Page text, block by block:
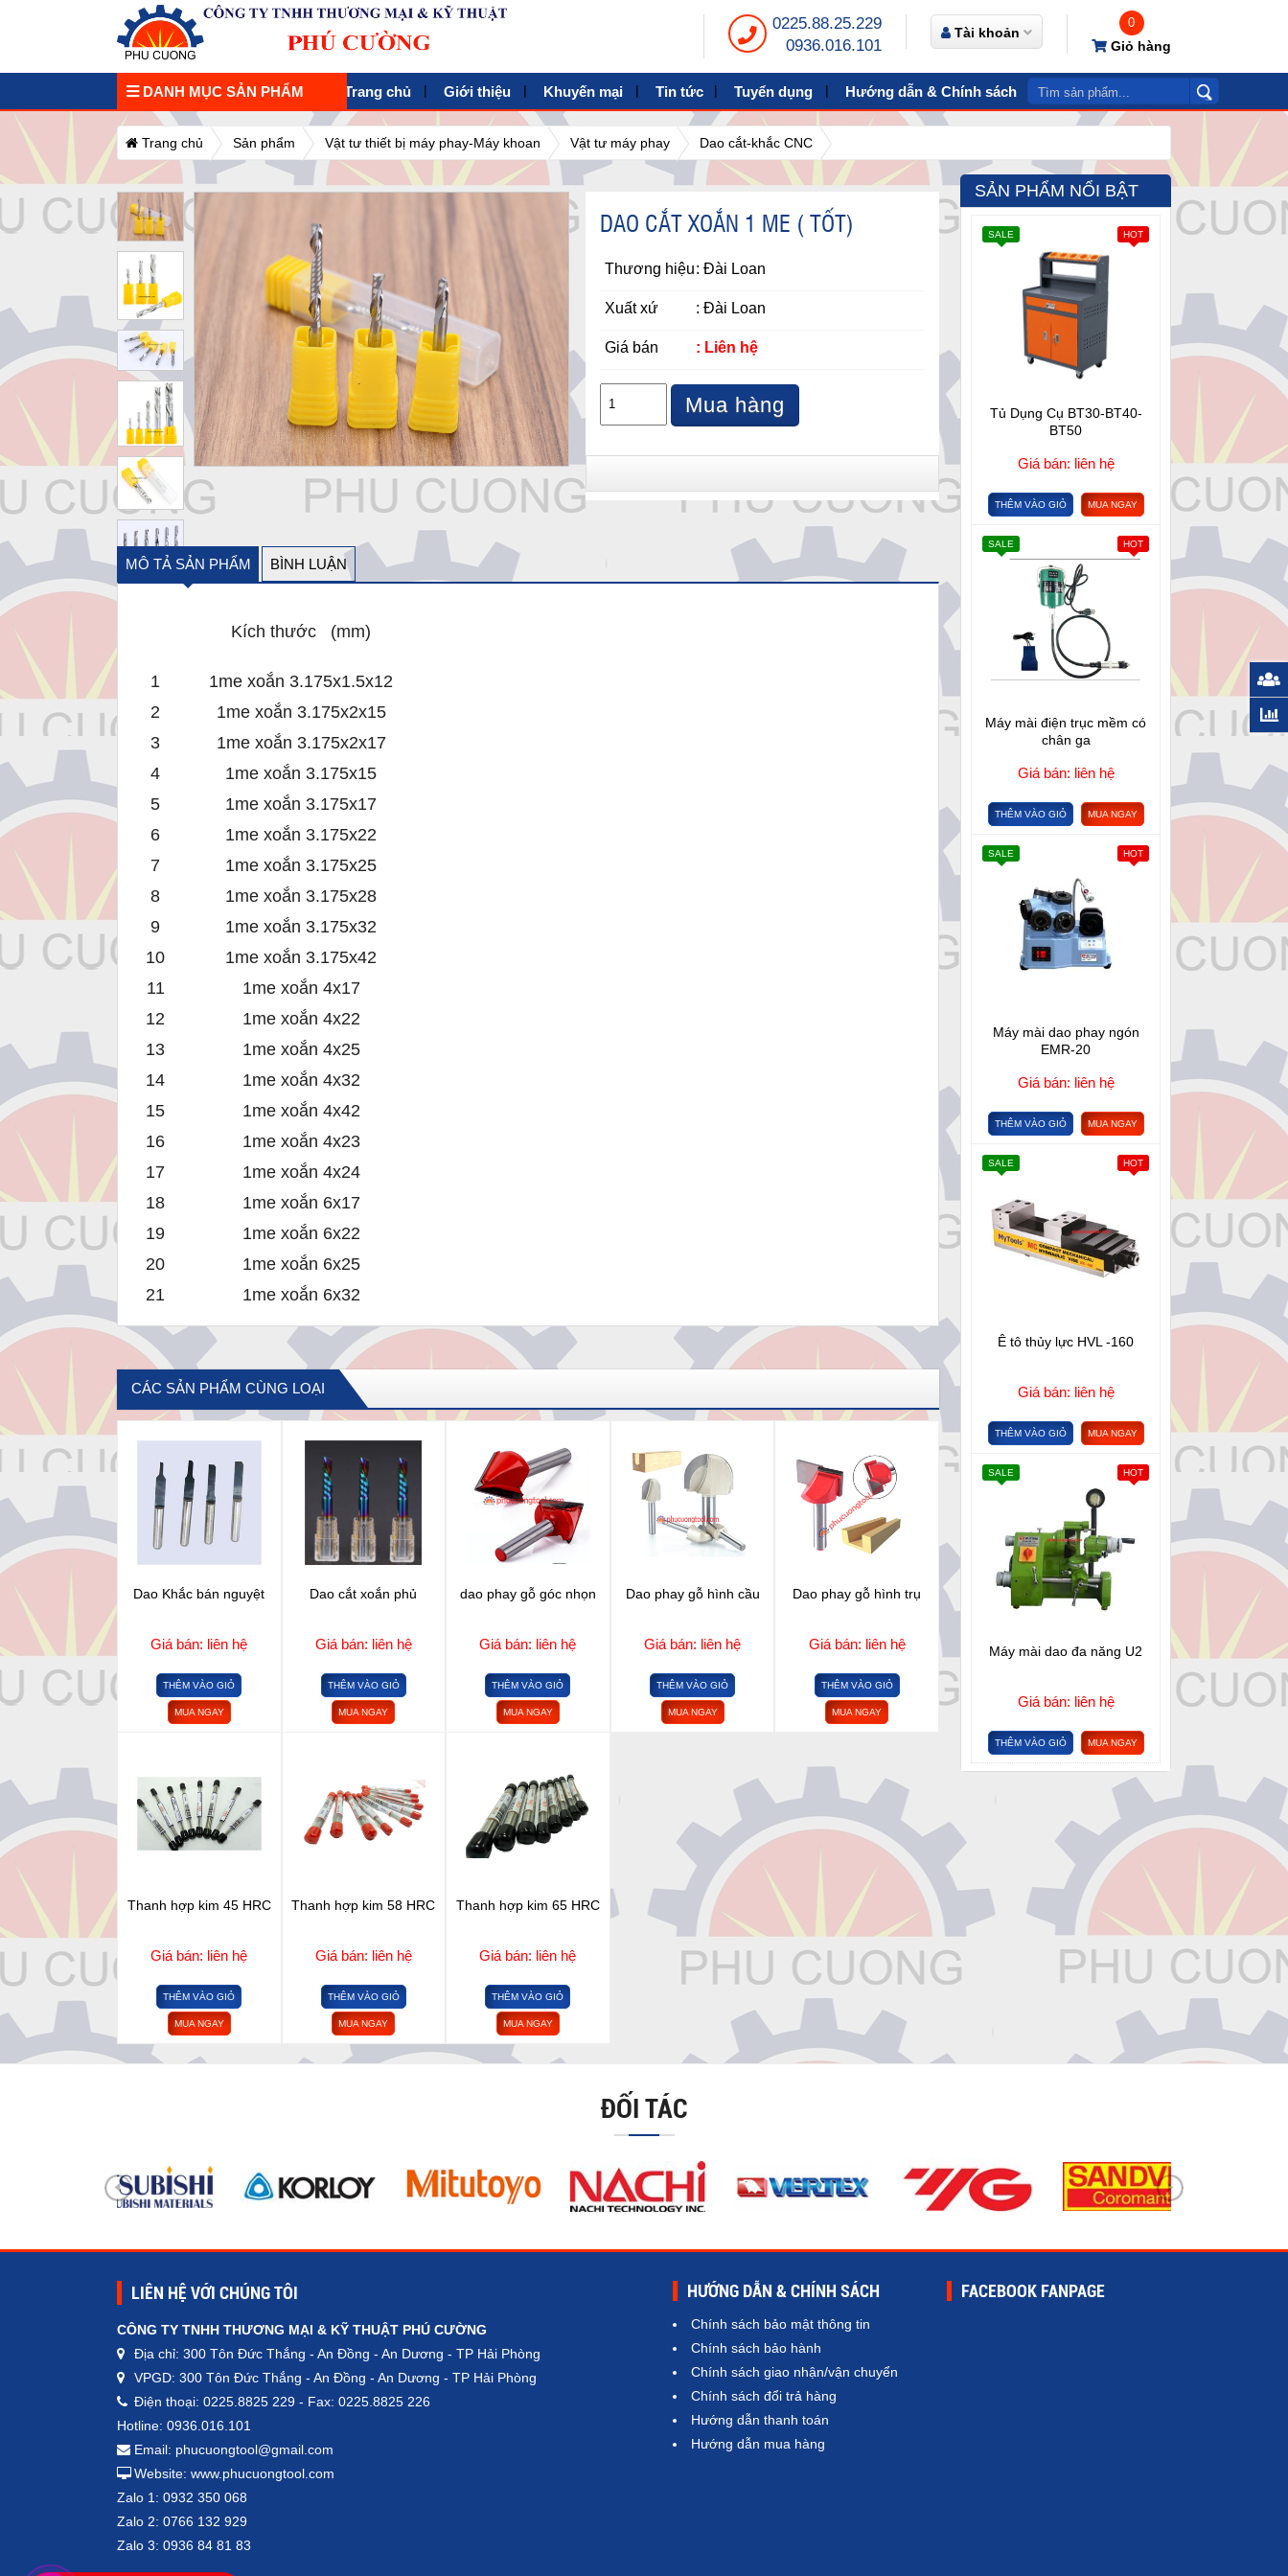
0225.88.25.229
0936.016.101
Tài khoản
0
Giỏ hàng
Trang chủ Giới thiệu Khuyến mại Tin tức Tuyển dụng Hướng dẫn & Chính sách Video
DANH MỤC SẢN PHẨM
Trang chủ Sản phẩm Vật tư thiết bị máy phay-Máy khoan Vật tư máy phay Dao cắt-khắc CNC
DAO CẮT XOẮN 1 ME ( TỐT)
Thương hiệu: Đài Loan
Xuất xứ : Đài Loan
Giá bán : Liên hệ
Mua hàng
MÔ TẢ SẢN PHẨM BÌNH LUẬN
Kích thước (mm)
1
1me xoắn 3.175x1.5x12
2
1me xoắn 3.175x2x15
3
1me xoắn 3.175x2x17
4
1me xoắn 3.175x15
5
1me xoắn 3.175x17
6
1me xoắn 3.175x22
7
1me xoắn 3.175x25
8
1me xoắn 3.175x28
9
1me xoắn 3.175x32
10
1me xoắn 3.175x42
11
1me xoắn 4x17
12
1me xoắn 4x22
13
1me xoắn 4x25
14
1me xoắn 4x32
15
1me xoắn 4x42
16
1me xoắn 4x23
17
1me xoắn 4x24
18
1me xoắn 6x17
19
1me xoắn 6x22
20
1me xoắn 6x25
21
1me xoắn 6x32
CÁC SẢN PHẨM CÙNG LOẠI
Dao Khắc bán nguyệt
Giá bán: liên hệ
THÊM VÀO GIỎ
MUA NGAY
Dao cắt xoắn phủ
Giá bán: liên hệ
THÊM VÀO GIỎ
MUA NGAY
dao phay gỗ góc nhọn
Giá bán: liên hệ
THÊM VÀO GIỎ
MUA NGAY
Dao phay gỗ hình cầu
Giá bán: liên hệ
THÊM VÀO GIỎ
MUA NGAY
Dao phay gỗ hình trụ
Giá bán: liên hệ
THÊM VÀO GIỎ
MUA NGAY
Thanh hợp kim 45 HRC
Giá bán: liên hệ
THÊM VÀO GIỎ
MUA NGAY
Thanh hợp kim 58 HRC
Giá bán: liên hệ
THÊM VÀO GIỎ
MUA NGAY
Thanh hợp kim 65 HRC
Giá bán: liên hệ
THÊM VÀO GIỎ
MUA NGAY
SẢN PHẨM NỔI BẬT
HOT
SALE
Tủ Dụng Cụ BT30-BT40-
BT50
Giá bán: liên hệ
THÊM VÀO GIỎ MUA NGAY
HOT
SALE
Máy mài điện trục mềm có
chân ga
Giá bán: liên hệ
THÊM VÀO GIỎ MUA NGAY
HOT
SALE
Máy mài dao phay ngón
EMR-20
Giá bán: liên hệ
THÊM VÀO GIỎ MUA NGAY
HOT
SALE
Ê tô thủy lực HVL -160
Giá bán: liên hệ
THÊM VÀO GIỎ MUA NGAY
HOT
SALE
Máy mài dao đa năng U2
Giá bán: liên hệ
THÊM VÀO GIỎ MUA NGAY
ĐỐI TÁC
FACEBOOK FANPAGE
HƯỚNG DẪN & CHÍNH SÁCH
Chính sách bảo mật thông tin
Chính sách bảo hành
Chính sách giao nhận/vận chuyển
Chính sách đổi trả hàng
Hướng dẫn thanh toán
Hướng dẫn mua hàng
LIÊN HỆ VỚI CHÚNG TÔI
CÔNG TY TNHH THƯƠNG MẠI & KỸ THUẬT PHÚ CƯỜNG
Địa chỉ: 300 Tôn Đức Thắng - An Đồng - An Dương - TP Hải Phòng
VPGD: 300 Tôn Đức Thắng - An Đồng - An Dương - TP Hải Phòng
Điện thoại: 0225.8825 229 - Fax: 0225.8825 226
Hotline: 0936.016.101
Email: phucuongtool@gmail.com
Website: www.phucuongtool.com
Zalo 1: 0932 350 068
Zalo 2: 0766 132 929
Zalo 3: 0936 84 81 83